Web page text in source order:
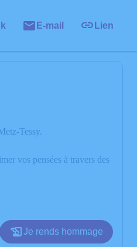
E-mail Lien
Tessy.
vos pensées à travers des
Je rends hommage